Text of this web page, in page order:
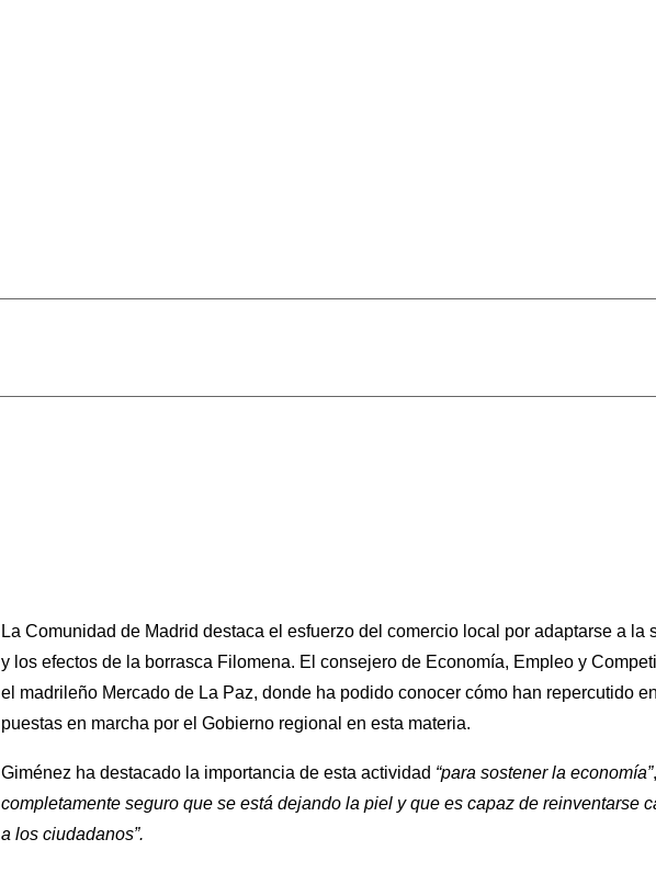
La Comunidad de Madrid destaca el esfuerzo del comercio local por adaptarse a la
y los efectos de la borrasca Filomena. El consejero de Economía, Empleo y
el madrileño Mercado de La Paz, donde ha podido conocer cómo han repercutido
puestas en marcha por el Gobierno regional en esta materia.
Giménez ha destacado la importancia de esta actividad “para sostener la economía”
completamente seguro que se está dejando la piel y que es capaz de reinventarse
a los ciudadanos”.